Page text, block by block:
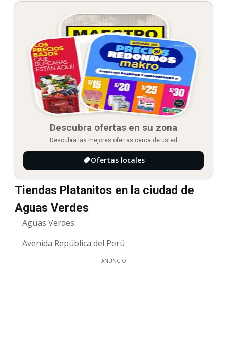
Descubra ofertas en su zona
Descubra las mejores ofertas cerca de usted
Ofertas locales
Tiendas Platanitos en la ciudad de
Aguas Verdes
Aguas Verdes
Avenida República del Perú
ANUNCIO